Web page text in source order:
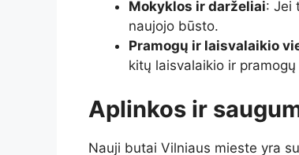
Mokyklos ir darželiai: Jei
naujojo būsto.
Pramogų ir laisvalaikio
kitų laisvalaikio ir pramogų
Aplinkos ir
Nauji butai Vilniaus mieste yra